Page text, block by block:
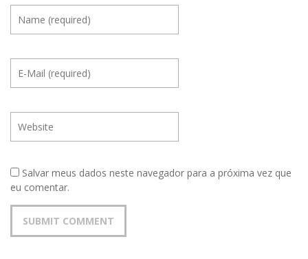
Salvar meus dados neste navegador para a próxima vez que
eu comentar.